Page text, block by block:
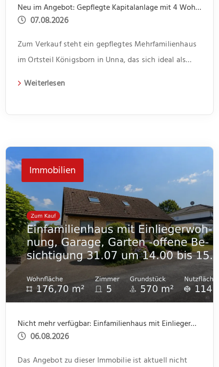
Neu im Angebot: Gepflegte Kapitalanlage mit 4 Wohnungen und 4 Garagen, ruhige Lage
07.08.2026
Zum Verkauf steht ein gepflegtes Mehrfamilienhaus
im Ortsteil Königsborn in Unna, das sich ideal als
[…]
Weiterlesen
Immobilien
Nicht mehr verfügbar: Einfamilienhaus mit Einliegerwohnung, Garage, Garten -offene Besichtigung 31.07 um 14.00 bis 15.30
06.08.2026
Das Angebot zu dieser Immobilie ist aktuell nicht